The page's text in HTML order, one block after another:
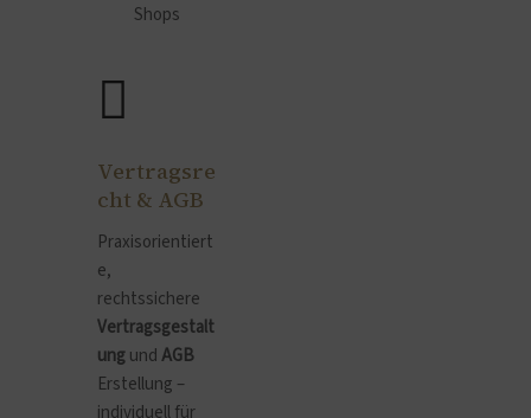
Shops
Vertragsre
cht & AGB
Praxisorientiert
e,
rechtssichere
Vertragsgestalt
ungundAGB
Erstellung –
individuell für